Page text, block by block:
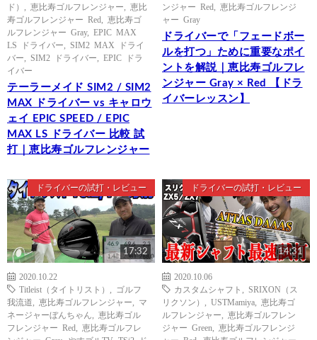
ド）
恵比寿ゴルフレンジャー
恵比
寿ゴルフレンジャー Red
恵比寿ゴ
ルフレンジャー Gray, EPIC MAX
LS ドライバー
SIM2 MAX ドライ
バー
SIM2 ドライバー
EPIC ドラ
イバー
テーラーメイド SIM2 / SIM2
MAX ドライバー vs キャロウ
ェイ EPIC SPEED / EPIC
MAX LS ドライバー 比較 試
打｜恵比寿ゴルフレンジャー
ンジャー Red
恵比寿ゴルフレンジ
ャー Gray
ドライバーで「フェードボー
ルを打つ」ために重要なポイ
ントを解説｜恵比寿ゴルフレ
ンジャー Gray × Red 【ドラ
イバーレッスン】
ドライバーの試打・レビュー
17:32
2020.10.22
Titleist（タイトリスト）
ゴルフ
我流道
恵比寿ゴルフレンジャー
マ
ネージャーぼんちゃん
恵比寿ゴル
フレンジャー Red
恵比寿ゴルフレ
ドライバーの試打・レビュー
14:31
2020.10.06
カスタムシャフト
SRIXON（ス
リクソン）
USTMamiya
恵比寿ゴ
ルフレンジャー
恵比寿ゴルフレン
ジャー Green
恵比寿ゴルフレンジ